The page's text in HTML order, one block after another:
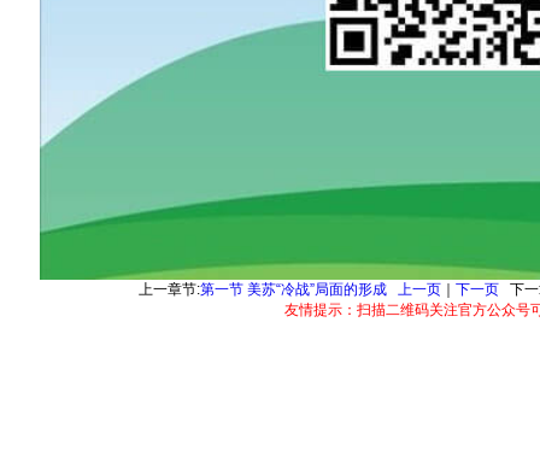
上一章节:第一节 美苏“冷战”局面的形成 上一页 ｜ 下一页 下
友情提示：扫描二维码关注官方公众号